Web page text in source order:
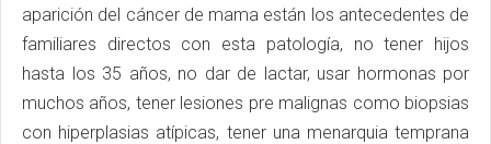
aparición del cáncer de mama están los antecedentes de
familiares directos con esta patología, no tener hijos
hasta los 35 años, no dar de lactar, usar hormonas por
muchos años, tener lesiones pre malignas como biopsias
con hiperplasias atípicas, tener una menarquia temprana